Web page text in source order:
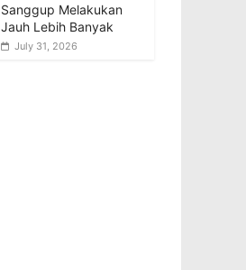
Sanggup Melakukan
Jauh Lebih Banyak
July 31, 2026